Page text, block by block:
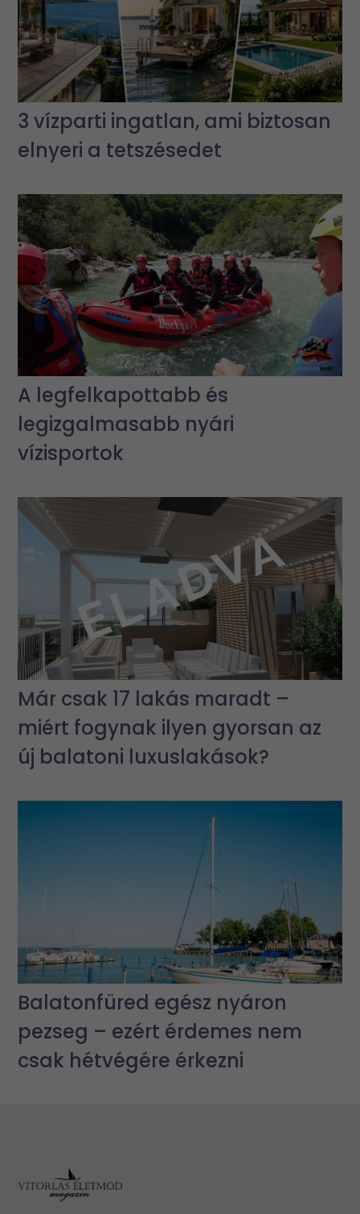
3 vízparti ingatlan, ami biztosan
elnyeri a tetszésedet
A legfelkapottabb és
legizgalmasabb nyári
vízisportok
Már csak 17 lakás maradt –
miért fogynak ilyen gyorsan az
új balatoni luxuslakások?
Balatonfüred egész nyáron
pezseg – ezért érdemes nem
csak hétvégére érkezni